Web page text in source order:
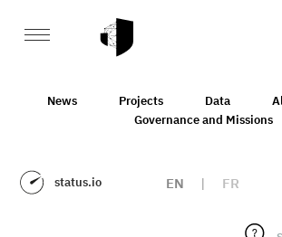
News Projects Data
Governance and Missions
status.io EN | FR